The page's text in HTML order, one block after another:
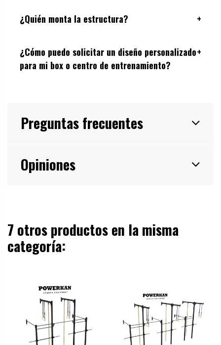
¿Quién monta la estructura? +
¿Cómo puedo solicitar un diseño personalizado
para mi box o centro de entrenamiento?
+
Preguntas frecuentes
Opiniones
7 otros productos en la misma
categoría: